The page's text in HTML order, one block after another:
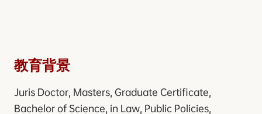
教育背景
Juris Doctor, Masters, Graduate Certificate,
Bachelor of Science, in Law, Public Policies,